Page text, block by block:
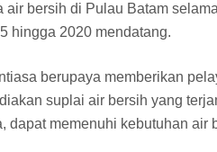
bersih di Pulau Batam
hingga 2020 mendatang.
berupaya memberikan
suplai air bersih yang
dapat memenuhi kebutuhan air